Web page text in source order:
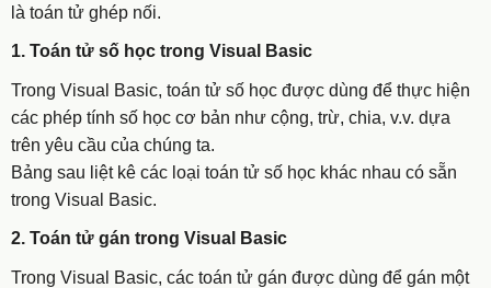
là toán tử ghép nối.
1. Toán tử số học trong Visual Basic
Trong Visual Basic, toán tử số học được dùng để thực hiện
các phép tính số học cơ bản như cộng, trừ, chia, v.v. dựa
trên yêu cầu của chúng ta.
Bảng sau liệt kê các loại toán tử số học khác nhau có sẵn
trong Visual Basic.
2. Toán tử gán trong Visual Basic
Trong Visual Basic, các toán tử gán được dùng để gán một